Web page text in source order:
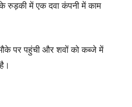
के रुड़की में एक दवा कंपनी में काम
पर पहुंची और शवों को कब्जे में